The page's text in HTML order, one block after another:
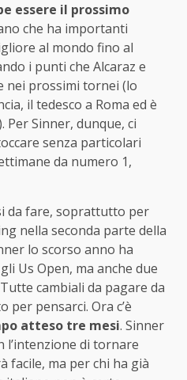
essere il prossimo
che ha importanti
al mondo fino al
i punti che Alcaraz e
nei prossimi tornei (lo
il tedesco a Roma ed è
Sinner, dunque, ci
senza particolari
da numero 1,
da fare, soprattutto per
nella seconda parte della
lo scorso anno ha
Us Open, ma anche due
cambiali da pagare da
per pensarci. Ora c’è
atteso tre mesi. Sinner
l’intenzione di tornare
facile, ma per chi ha già